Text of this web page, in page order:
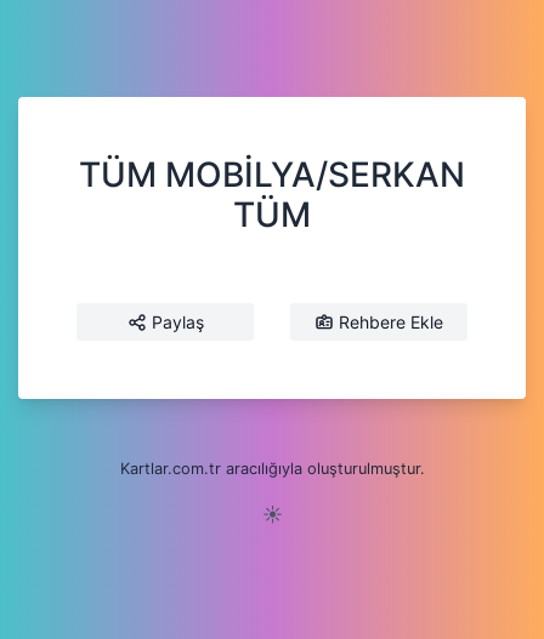
TÜM MOBİLYA/SERKAN
TÜM
Paylaş Rehbere Ekle
Kartlar.com.tr aracılığıyla oluşturulmuştur.
☀️